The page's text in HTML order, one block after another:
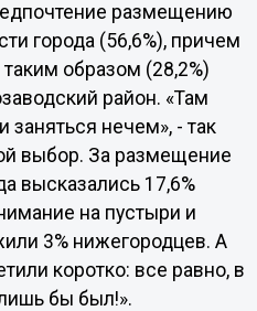
размещению
города (56,6%), причем
образом (28,2%)
район. «Там
нечем», - так
выбор. За размещение
высказались 17,6%
на пустыри и
3% нижегородцев. А
коротко: все равно, в
бы был!».